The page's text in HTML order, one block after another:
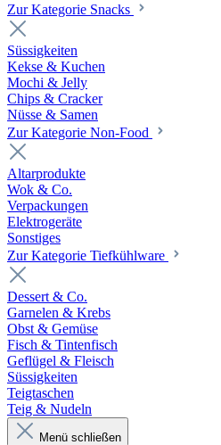
Zur Kategorie Snacks
Süssigkeiten
Kekse & Kuchen
Mochi & Jelly
Chips & Cracker
Nüsse & Samen
Zur Kategorie Non-Food
Altarprodukte
Wok & Co.
Verpackungen
Elektrogeräte
Sonstiges
Zur Kategorie Tiefkühlware
Dessert & Co.
Garnelen & Krebs
Obst & Gemüse
Fisch & Tintenfisch
Geflügel & Fleisch
Süssigkeiten
Teigtaschen
Teig & Nudeln
Menü schließen